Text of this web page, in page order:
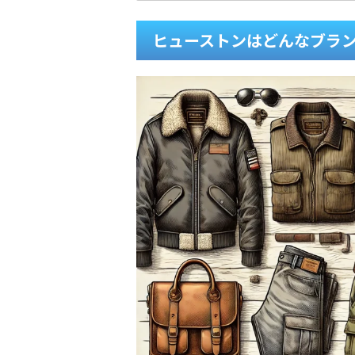
ヒューストンはどんなブラ